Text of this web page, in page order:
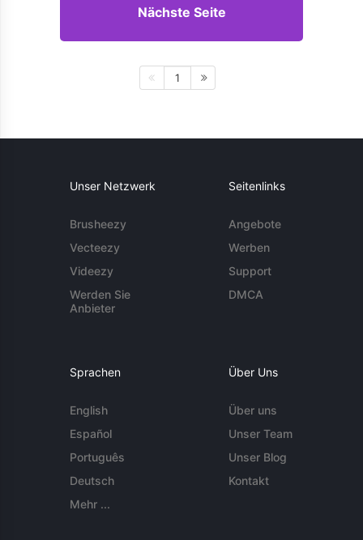
Nächste Seite
1
Unser Netzwerk
Brusheezy
Vecteezy
Videezy
Werden Sie
Anbieter
Seitenlinks
Angebote
Werben
Support
DMCA
Sprachen
English
Español
Português
Deutsch
Mehr ...
Über Uns
Über uns
Unser Team
Unser Blog
Kontakt